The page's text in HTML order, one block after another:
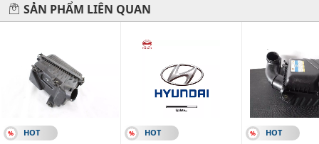
#vietparts #ascgroup #phutungotodungxuatxurochatluong
#phugiaoto #phutungoto
-------------------------------------------------------
SẢN PHẨM LIÊN QUAN
HOT HOT HOT